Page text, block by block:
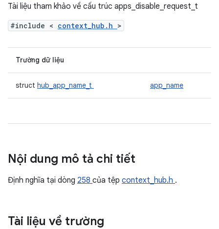
Tài liệu tham khảo về cấu trúc apps_disable_request_t
#include < context_hub.h >
Trường dữ liệu
struct hub_app_name_t app_name
Nội dung mô tả chi tiết
Định nghĩa tại dòng 258 của tệp context_hub.h .
Tài liệu về trường